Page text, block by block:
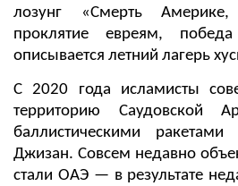
лозунг «Смерть
проклятие евреям,
описывается летний лагерь
С 2020 года исламисты
территорию Саудовской
баллистическими
Джизан. Совсем недавно
стали ОАЭ — в результате